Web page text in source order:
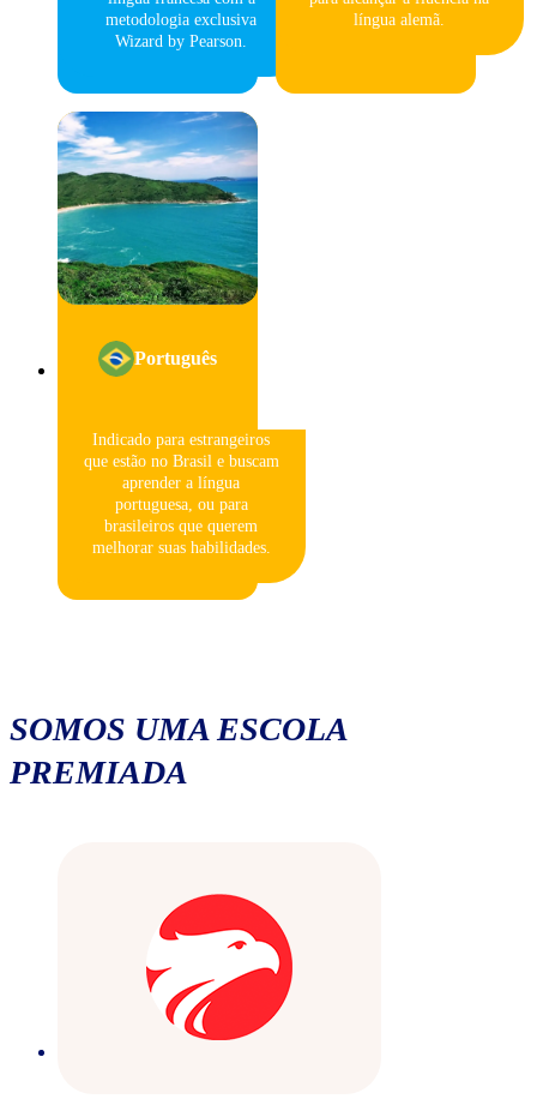
metodologia exclusiva
Wizard by Pearson.
língua alemã.
Português
Indicado para estrangeiros
que estão no Brasil e buscam
aprender a língua
portuguesa, ou para
brasileiros que querem
melhorar suas habilidades.
SOMOS UMA ESCOLA
PREMIADA